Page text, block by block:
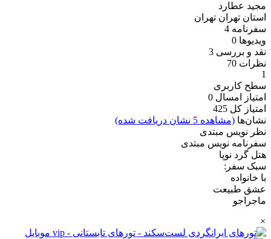
مجید عطارد
استان تهران تهران
سفرنامه 4
ویدیو‌ها 0
نقد و بررسی 3
نظرات 70
1
سطح کاربری
امتیاز امسال 0
امتیاز کل 425
نشان‌ها (مشاهده 5 نشان دریافت شده)
نظر نویس مبتدی
سفرنامه نویس مبتدی
هتل گرد نوپا
سبک سفر:
با خانواده
عشق طبیعت
ماجراجو
×